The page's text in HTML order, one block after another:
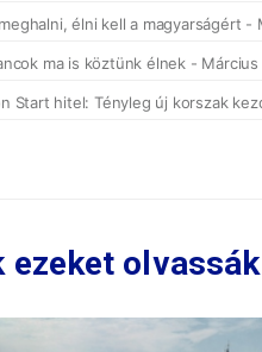
ezeket olvassák